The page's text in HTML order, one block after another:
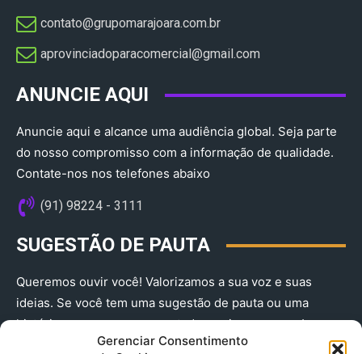
Gerenciar Consentimento
contato@grupomarajoara.com.br
aprovinciadoparacomercial@gmail.com​
ANUNCIE AQUI
Anuncie aqui e alcance uma audiência global. Seja parte
do nosso compromisso com a informação de qualidade.
Contate-nos nos telefones abaixo
(91) 98224 - 3111
SUGESTÃO DE PAUTA
Queremos ouvir você! Valorizamos a sua voz e suas
ideias. Se você tem uma sugestão de pauta ou uma
história que merece ser contada, envie-nos agora!